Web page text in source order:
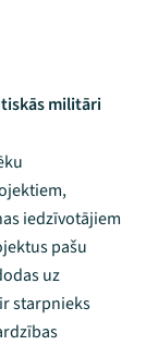
militāri
iedzīvotājiem
pašu
uz
starpnieks